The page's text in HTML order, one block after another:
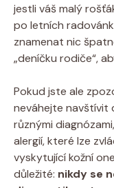
jestli váš malý
po letních
znamenat nic
„deníčku rodiče“,
Pokud jste ale
neváhejte navštívit
různými
alergií, které lze
vyskytující kožní
důležité: nikdy se